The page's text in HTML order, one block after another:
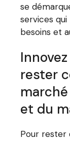
se
services
besoins et
rester
et du
Pour rester